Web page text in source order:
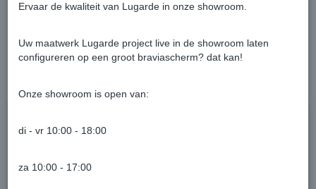
Ook interessant
Ervaar de kwaliteit van Lugarde in onze showroom.
Uw maatwerk Lugarde project live in de showroom laten
configureren op een groot braviascherm? dat kan!
Onze showroom is open van:
di - vr 10:00 - 18:00
za 10:00 - 17:00